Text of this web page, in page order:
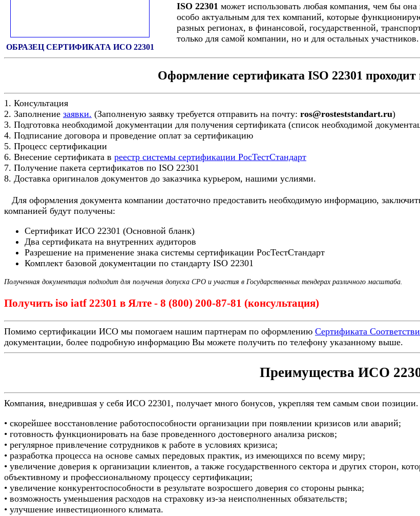
ОБРАЗЕЦ СЕРТИФИКАТА ИСО 22301
ISO 22301 может использовать любая компания, чем бы
особо актуальным для тех компаний, которые
разных регионах, в финансовой, государственной,
только для самой компании, но и для остальных участников.
Оформление сертификата ISO 22301 проходит
1. Консультация
2. Заполнение заявки. (Заполненую заявку требуется отправить на почту: ros@rosteststandart.ru)
3. Подготовка необходимой документации для получения сертификата (список необходимой
4. Подписание договора и проведение оплат за сертификацию
5. Процесс сертификации
6. Внесение сертификата в реестр системы сертификации РосТестСтандарт
7. Получение пакета сертификатов по ISO 22301
8. Доставка оригиналов документов до заказчика курьером, нашими услиями.
Для оформления документа компании достаточно предоставить необходимую информацию,
компанией будут получены:
Сертификат ИСО 22301 (Основной бланк)
Два сертификата на внутренних аудиторов
Разрешение на применение знака системы сертификации РосТестСтандарт
Комплект базовой документации по стандарту ISO 22301
Полученная документация подходит для получения допуска СРО и участия в Государственных тендерах различного масштаба.
Получить iso iatf 22301 в Ялте - 8 (800) 200-87-81 (консультация)
Помимо сертификации ИСО мы помогаем нашим партнерам по оформлению Сертификата
документации, более подробную информацию Вы можете получить по телефону указанному выше.
Преимущества ИСО
Компания, внедрившая у себя ИСО 22301, получает много бонусов, укрепляя тем самым свои
• скорейшее восстановление работоспособности организации при появлении кризисов или аварий;
• готовность функционировать на базе проведенного достоверного анализа рисков;
• регулярное привлечение сотрудников к работе в условиях кризиса;
• разработка процесса на основе самых передовых практик, из имеющихся по всему миру;
• увеличение доверия к организации клиентов, а также государственного сектора и других сторон,
объективному и профессиональному процессу сертификации;
• увеличение конкурентоспособности в результате возросшего доверия со стороны рынка;
• возможность уменьшения расходов на страховку из-за неисполненных обязательств;
• улучшение инвестиционного климата.